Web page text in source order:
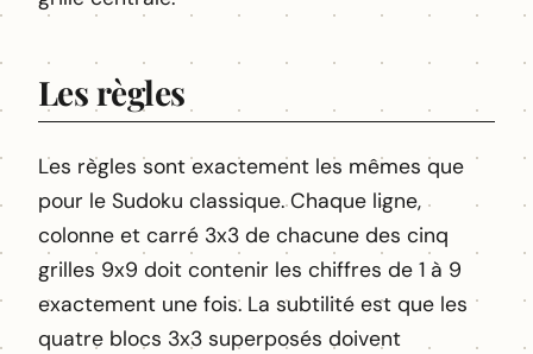
Les règles
Les règles sont exactement les mêmes que
pour le Sudoku classique. Chaque ligne,
colonne et carré 3x3 de chacune des cinq
grilles 9x9 doit contenir les chiffres de 1 à 9
exactement une fois. La subtilité est que les
quatre blocs 3x3 superposés doivent